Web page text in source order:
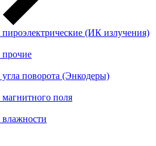
(ИК излучения)
прочие
поворота (Энкодеры)
поля